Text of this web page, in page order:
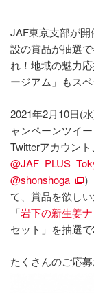
JAF東京支部が
設の賞品が抽選
れ！地域の魅力
ージアム」もス
2021年2月10日(
ャンペーンツイ
Twitterアカウン
@shonshoga
て、賞品を欲し
「岩下の新生姜
セット」を抽選
たくさんのご応